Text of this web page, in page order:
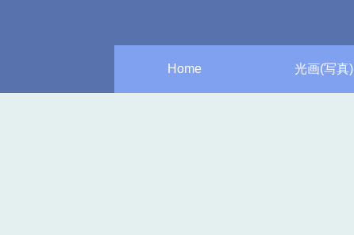
Home 光画(写真)